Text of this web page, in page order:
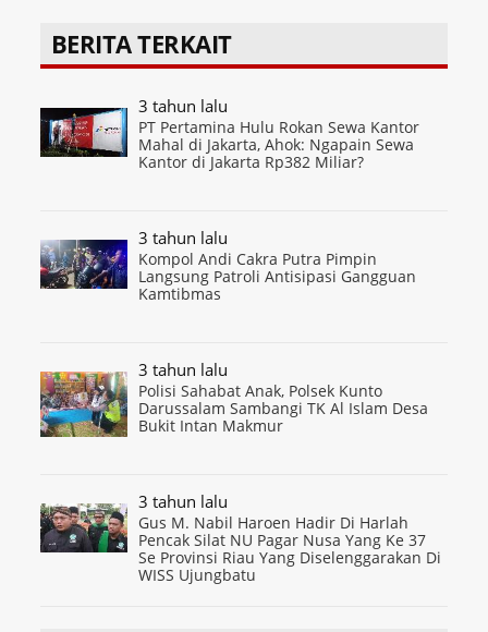
BERITA TERKAIT
3 tahun lalu
PT Pertamina Hulu Rokan Sewa Kantor
Mahal di Jakarta, Ahok: Ngapain Sewa
Kantor di Jakarta Rp382 Miliar?
3 tahun lalu
Kompol Andi Cakra Putra Pimpin
Langsung Patroli Antisipasi Gangguan
Kamtibmas
3 tahun lalu
Polisi Sahabat Anak, Polsek Kunto
Darussalam Sambangi TK Al Islam Desa
Bukit Intan Makmur
3 tahun lalu
Gus M. Nabil Haroen Hadir Di Harlah
Pencak Silat NU Pagar Nusa Yang Ke 37
Se Provinsi Riau Yang Diselenggarakan Di
WISS Ujungbatu